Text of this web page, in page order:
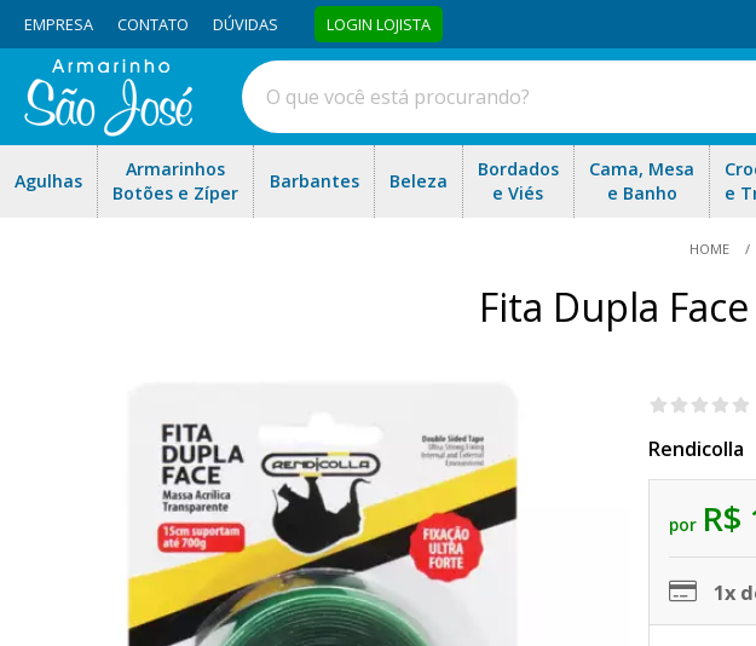
EMPRESA CONTATO DÚVIDAS LOGIN LOJISTA
Agulhas
Armarinhos
Botões e Zíper
Barbantes Beleza
Bordados
e Viés
Cama, Mesa
e Banho
e
HOME
Fita Dupla
Rendicolla
por R$
1x